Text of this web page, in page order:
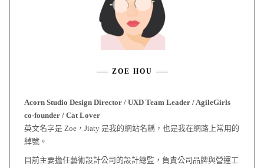
ZOE HOU
Acorn Studio Design Director / UXD Team Leader / AgileGirls
co-founder / Cat Lover
英文名字是 Zoe，Jiaty 是我的網站名稱，也是我在網路上常用的
綽號。
目前主要擔任藝術設計公司的設計總監，負責公司品牌與營運工